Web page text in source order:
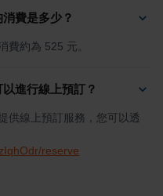
費是多少？
費約為 525 元。
進行線上預訂？
供線上預訂服務，您可以透
reserve